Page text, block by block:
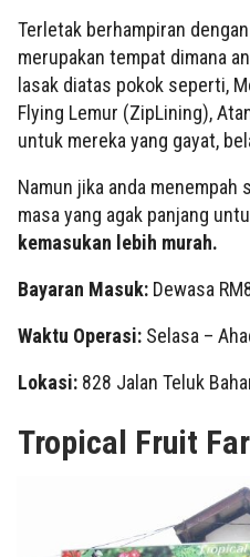
Terletak berhampiran
merupakan tempat dimana
lasak diatas pokok seperti,
Flying Lemur (ZipLining),
untuk mereka yang gayat,
Namun jika anda menempah
masa yang agak panjang
kemasukan lebih murah.
Bayaran Masuk: Dewasa
Waktu Operasi: Selasa –
Lokasi: 828 Jalan Teluk
Tropical Fruit